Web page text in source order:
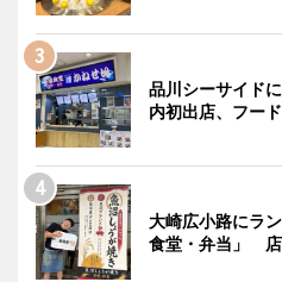
品川シーサイド
内初出店、フー
大崎広小路にラ
食堂・弁当」 店